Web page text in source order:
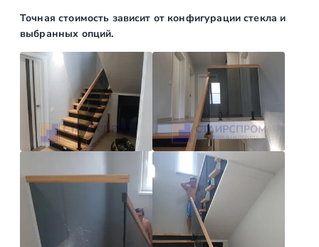
о
т
а
в
л
я
л
0
.
н
ы
е
п
е
р
и
а
и
з
ч
Точная стоимость зависит от конфигурации стекла и
выбранных опций.